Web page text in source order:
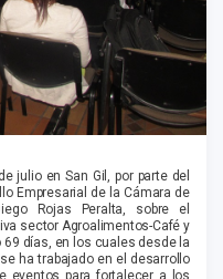
julio en San Gil, por parte del
Empresarial de la Cámara de
Rojas Peralta, sobre el
sector Agroalimentos-Café y
días, en los cuales desde la
ha trabajado en el desarrollo
eventos para fortalecer a los